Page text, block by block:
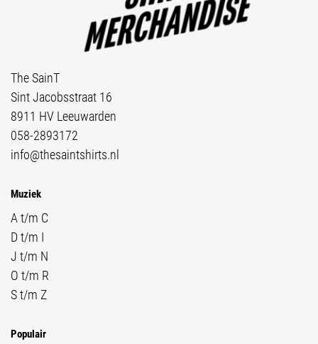
The SainT
Sint Jacobsstraat 16
8911 HV Leeuwarden
058-2893172
info@thesaintshirts.nl
Muziek
A t/m C
D t/m I
J t/m N
O t/m R
S t/m Z
Populair